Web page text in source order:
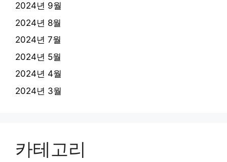
2024년 9월
2024년 8월
2024년 7월
2024년 5월
2024년 4월
2024년 3월
카테고리